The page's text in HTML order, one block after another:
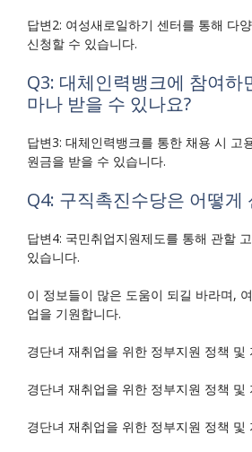
답변2: 여성새로일하기 센터를 통해 다
신청할 수 있습니다.
Q3: 대체인력뱅크에 참여하
마나 받을 수 있나요?
답변3: 대체인력뱅크를 통한 채용 시 고
원금을 받을 수 있습니다.
Q4: 구직촉진수당은 어떻게
답변4: 국민취업지원제도를 통해 관할
있습니다.
이 정보들이 많은 도움이 되길 바라며,
업을 기원합니다.
경단녀 재취업을 위한 정부지원 정책 및
경단녀 재취업을 위한 정부지원 정책 및
경단녀 재취업을 위한 정부지원 정책 및